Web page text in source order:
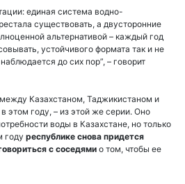
единая система водно-
существовать, а двусторонние
альтернативой – каждый год
устойчивого формата так и не
до сих пор”, – говорит
Казахстаном, Таджикистаном и
этом году, – из этой же серии. Оно
воды в Казахстане, но только
году республике снова придется
с соседями о том, чтобы ее